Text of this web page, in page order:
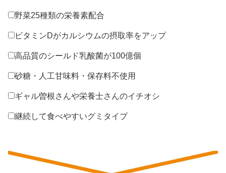
野菜25種類の栄養素配合
ビタミンDがカルシウムの摂取率をアップ
高品質のシールド乳酸菌が100億個
砂糖・人工甘味料・保存料不使用
ギャル曽根さんや栄養士さんのイチオシ
継続して食べやすいグミタイプ